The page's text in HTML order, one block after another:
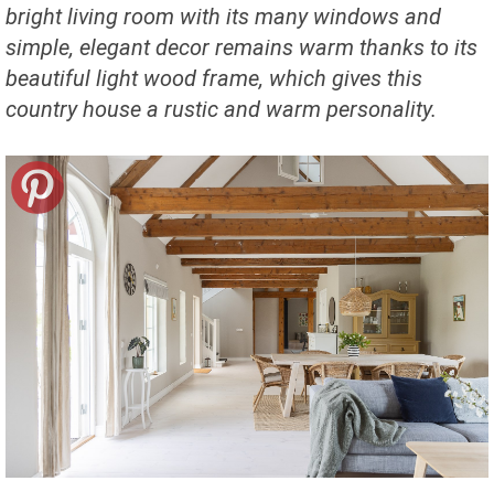
bright living room with its many windows and
simple, elegant decor remains warm thanks to its
beautiful light wood frame, which gives this
country house a rustic and warm personality.